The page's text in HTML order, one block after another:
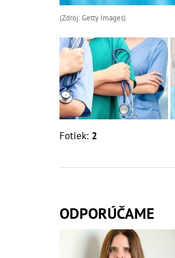
(Zdroj: Getty Images)
Fotiek: 2
ODPORÚČAME